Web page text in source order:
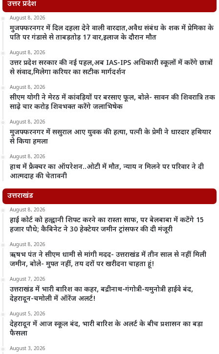
उत्तर प्रदेश
August 8, 2026
मुजफ्फरनगर में दिल दहला देने वाली वारदात,अवैध संबंध के शक में प्रेमिका के
पति पर गंडासे से ताबड़तोड़ 17 वार,इलाज के दौरान मौत
August 8, 2026
उत्तर प्रदेश सरकार की नई पहल,अब IAS-IPS अधिकारी स्कूलों में करेंगे छात्रों
से संवाद,मिलेगा करियर का सटीक मार्गदर्शन
August 8, 2026
सीएम योगी ने मेरठ में कांवड़ियों पर बरसाए फूल, बोले- सावन की शिवरात्रि तक
साढ़े चार करोड़ शिवभक्त करेंगे जलाभिषेक
August 8, 2026
मुजफ्फरनगर में ससुराल आए युवक की हत्या, पत्नी के प्रेमी ने धारदार हथियार
से किया हमला
August 8, 2026
हाथ में फ्रैक्चर का ऑपरेशन..ओटी में मौत, न्याय न मिलने पर परिवार ने दी
आत्मदाह की चेतावनी
उत्तराखंड
August 8, 2026
हाई कोर्ट को हल्द्वानी शिफ्ट करने का रास्ता साफ, पर बेलबाबा में कटेंगे 15
हजार पौधे; कैबिनेट ने 30 हेक्टेयर जमीन ट्रांसफर की दी मंजूरी
August 8, 2026
ऋषभ पंत ने सीएम धामी से मांगी मदद- उत्तराखंड में तीन साल से नहीं मिली
जमीन, बोले- मुफ्त नहीं, तय दरों पर खरीदना चाहता हूं!
August 7, 2026
उत्तराखंड में भारी बारिश का कहर, बद्रीनाथ-गंगोत्री-यमुनोत्री हाईवे बंद,
देहरादून-चमोली में ऑरेंज अलर्ट!
August 5, 2026
देहरादून में आज स्कूल बंद, भारी बारिश के अलर्ट के बीच प्रशासन का बड़ा
फैसला
August 3, 2026